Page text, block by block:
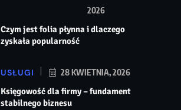
2026
Czym jest folia płynna i dlaczego
zyskała popularność
USŁUGI 28 KWIETNIA, 2026
Księgowość dla firmy – fundament
stabilnego biznesu